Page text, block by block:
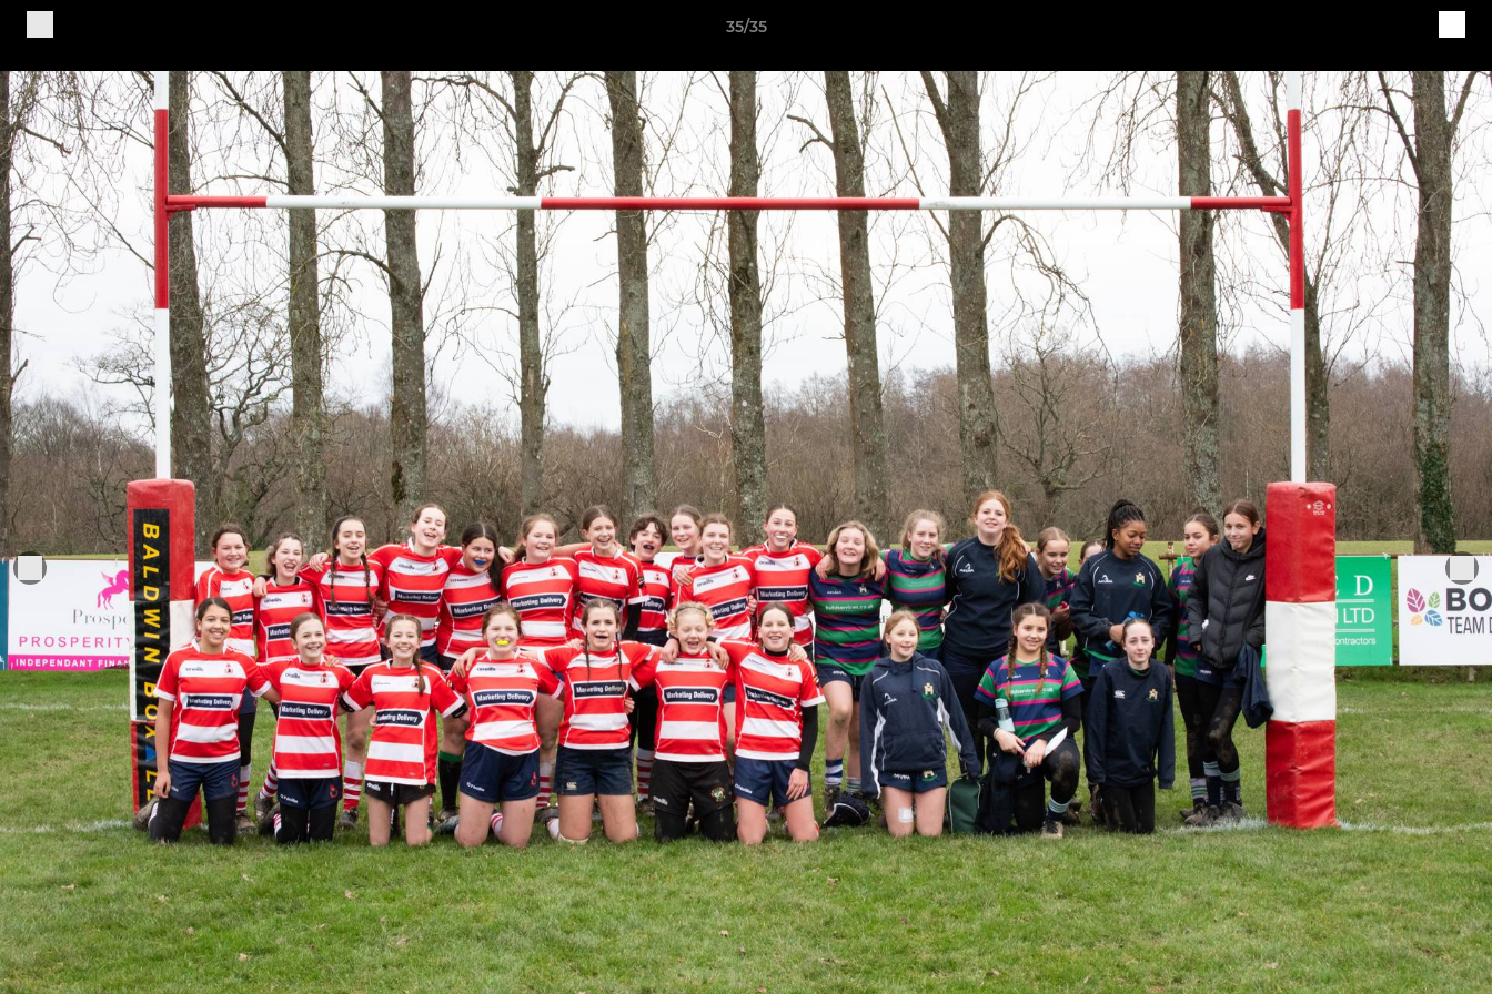
35/35